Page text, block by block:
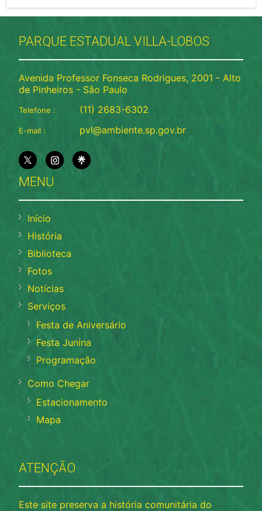
PARQUE ESTADUAL VILLA-LOBOS
Avenida Professor Fonseca Rodrigues, 2001 - Alto
de Pinheiros - São Paulo
Telefone : (11) 2683-6302
E-mail : pvl@ambiente.sp.gov.br
MENU
Início
História
Biblioteca
Fotos
Notícias
Serviços
Festa de Aniversário
Festa Junina
Programação
Como Chegar
Estacionamento
Mapa
ATENÇÃO
Este site preserva a história comunitária do